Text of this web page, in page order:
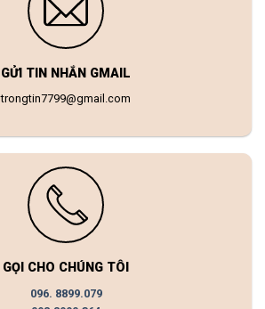
GỬI TIN NHẮN GMAIL
trongtin7799@gmail.com
GỌI CHO CHÚNG TÔI
096. 8899.079